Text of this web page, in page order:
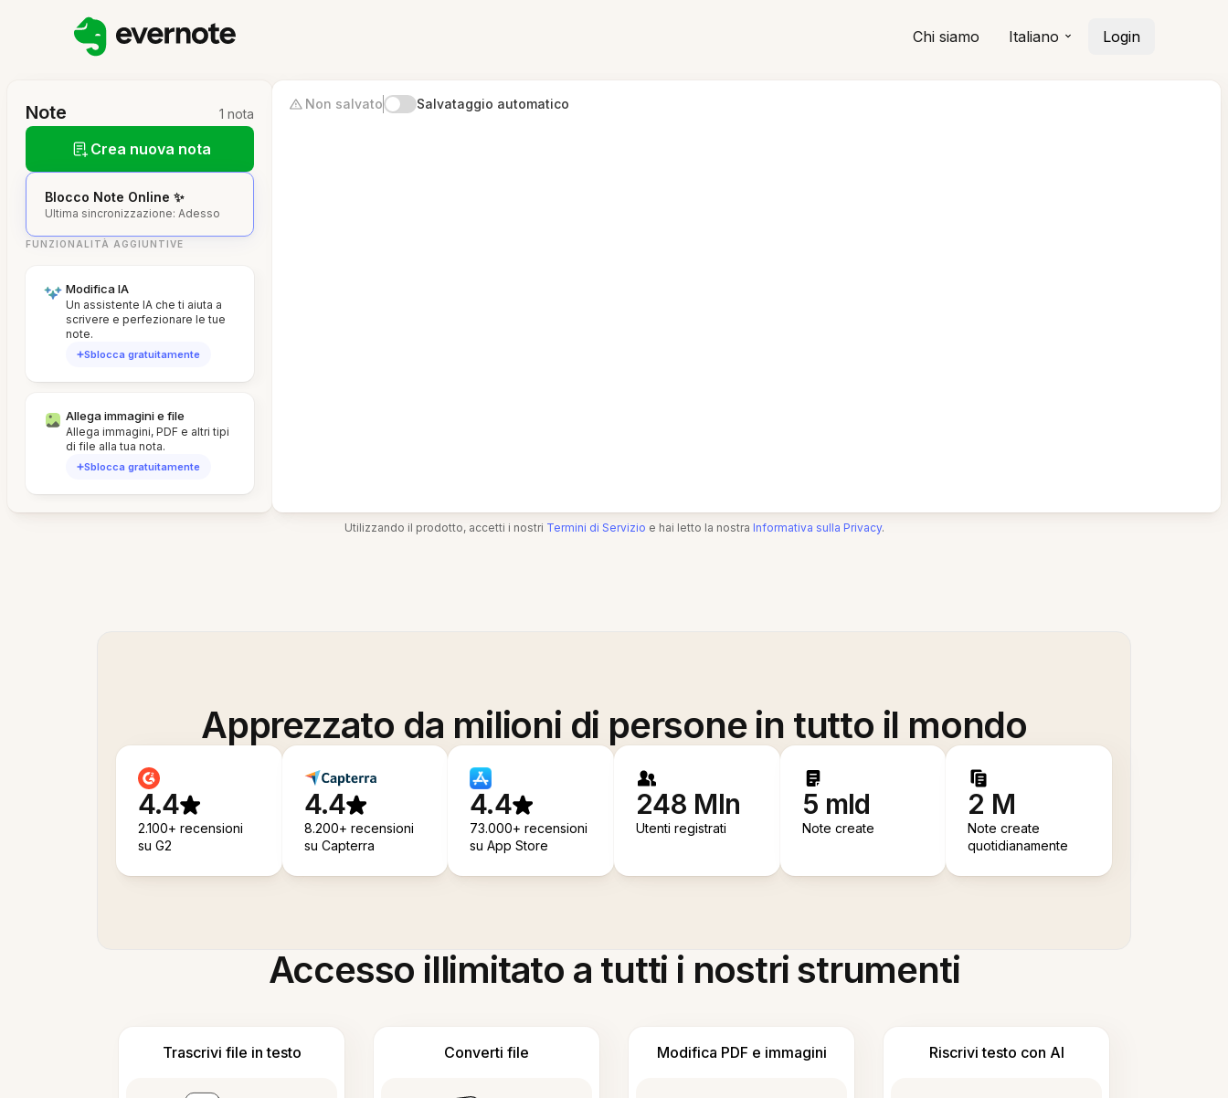
Chi siamo Italiano Login
Note 1 nota
Crea nuova nota
Blocco Note Online ✨
Ultima sincronizzazione: Adesso
FUNZIONALITÀ AGGIUNTIVE
Modifica IA
Un assistente IA che ti aiuta a
scrivere e perfezionare le tue
note.
Sblocca gratuitamente
Allega immagini e file
Allega immagini, PDF e altri tipi
di file alla tua nota.
Sblocca gratuitamente
Non salvato Salvataggio automatico
Utilizzando il prodotto, accetti i nostri Termini di Servizio e hai letto la nostra Informativa sulla Privacy.
Apprezzato da milioni di persone in tutto il mondo
4.4
2.100+ recensioni
su G2
4.4
8.200+ recensioni
su Capterra
4.4
73.000+ recensioni
su App Store
248 Mln
Utenti registrati
5 mld
Note create
2 M
Note create
quotidianamente
Accesso illimitato a tutti i nostri strumenti
Trascrivi file in testo Converti file Modifica PDF e immagini Riscrivi testo con AI